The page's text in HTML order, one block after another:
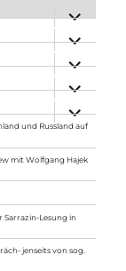
anzeigen
anzeigen
anzeigen
anzeigen
anzeigen
und Russland auf
mit Wolfgang Hajek
Lesung in
jenseits von sog.